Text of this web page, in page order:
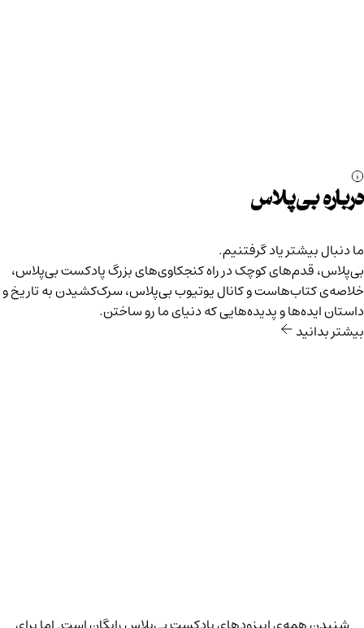
درباره بی‌پلاس
ما دنبال بیشتر یاد گرفتنیم.
بی‌پلاس، قدم‌های کوچک در راه کنجکاوی‌های بزرگ پادکست بی‌پلاس،
خلاصه‌ی کتاب‌هاست و کانال یوتیوب بی‌پلاس، سرک‌کشیدن به تاریخ و
داستان ایده‌ها و پدیده‌هایی که دنیای ما رو ساختن.
بیشتر بدانید